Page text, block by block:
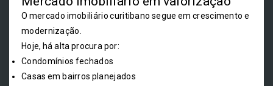
O mercado imobiliário curitibano segue em crescimento e
modernização.
Hoje, há alta procura por:
Condomínios fechados
Casas em bairros planejados